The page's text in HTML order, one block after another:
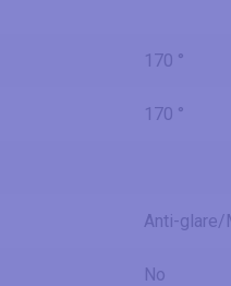
170 °
170 °
Anti-glare/
No